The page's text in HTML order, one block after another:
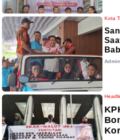
Kota
Admin